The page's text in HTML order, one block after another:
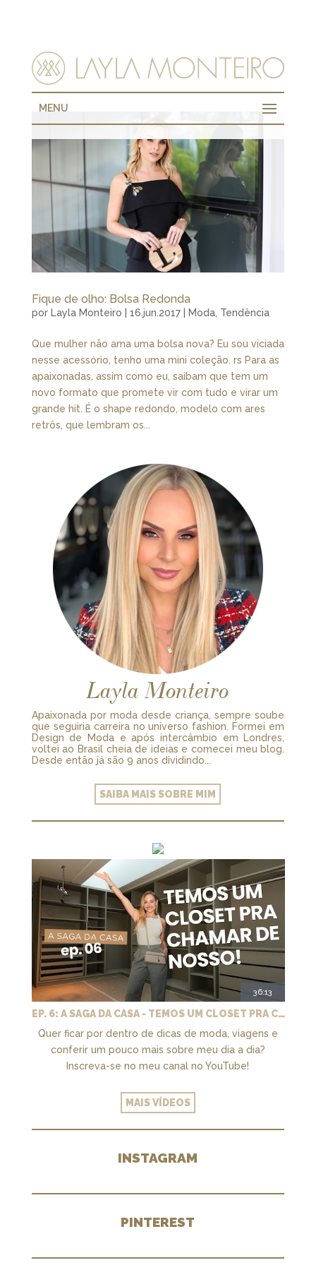
MENU
Fique de olho: Bolsa Redonda
por Layla Monteiro 16.jun.2017| Moda, Tendência
Que mulher não ama uma bolsa nova? Eu sou viciada
nesse acessório, tenho uma mini coleção. rs Para as
apaixonadas, assim como eu, saibam que tem um
novo formato que promete vir com tudo e virar um
grande hit. É o shape redondo, modelo com ares
retrôs, que lembram os...
Layla Monteiro
Apaixonada por moda desde criança, sempre soube
que seguiria carreira no universo fashion. Formei em
Design de Moda e após intercâmbio em Londres,
voltei ao Brasil cheia de ideias e comecei meu blog.
Desde então já são 9 anos dividindo...
SAIBA MAIS SOBRE MIM
36:13
EP. 6: A SAGA DA CASA - TEMOS UM CLOSET PRA CHAMAR DE NOSSO + MARCENARIA E PAISAGISMO
Quer ficar por dentro de dicas de moda, viagens e
conferir um pouco mais sobre meu dia a dia?
Inscreva-se no meu canal no YouTube!
MAIS VÍDEOS
INSTAGRAM
PINTEREST